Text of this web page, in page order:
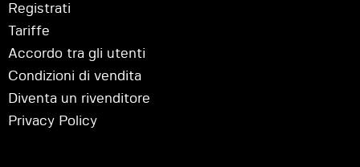
Registrati
Tariffe
Accordo tra gli utenti
Condizioni di vendita
Diventa un rivenditore
Privacy Policy